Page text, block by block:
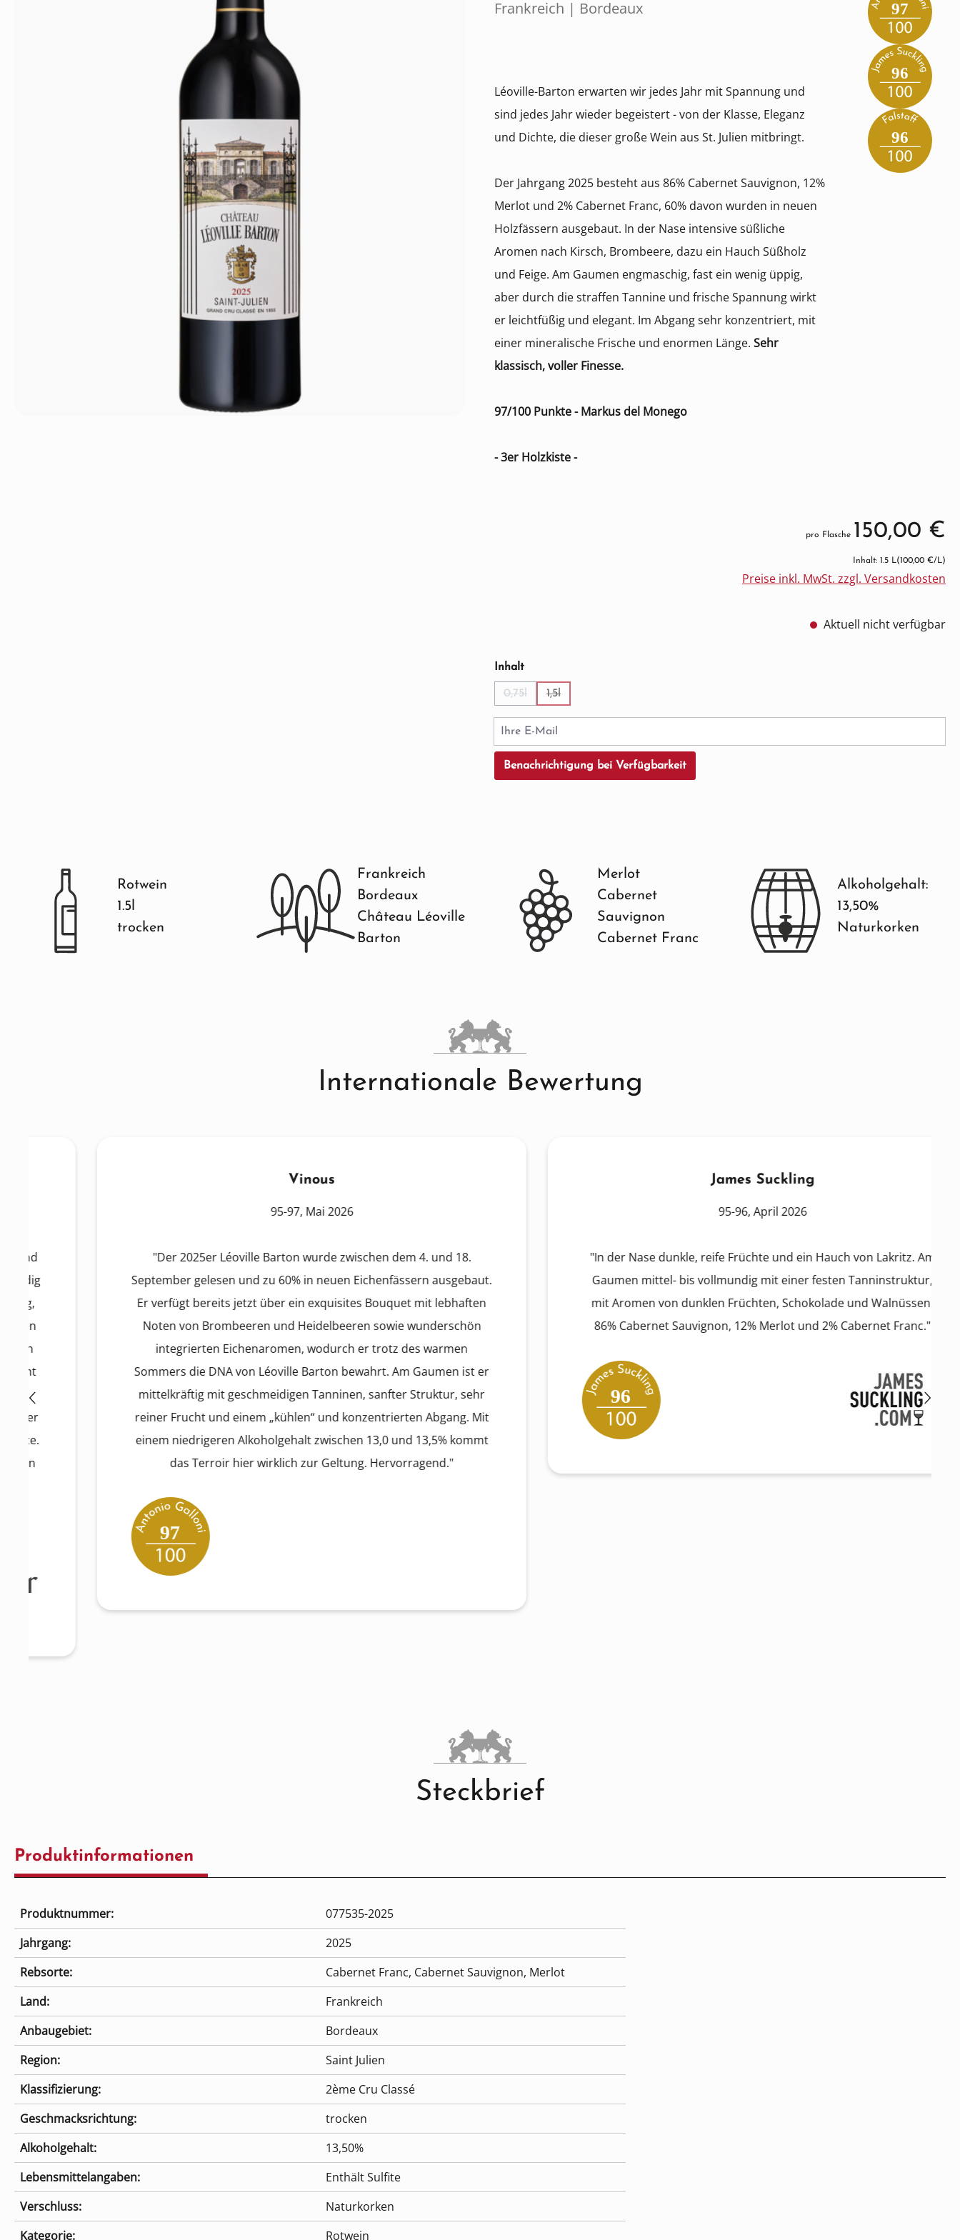
Frankreich | Bordeaux
Léoville-Barton erwarten wir jedes Jahr mit Spannung und
sind jedes Jahr wieder begeistert - von der Klasse, Eleganz
und Dichte, die dieser große Wein aus St. Julien mitbringt.
Der Jahrgang 2025 besteht aus 86% Cabernet Sauvignon, 12%
Merlot und 2% Cabernet Franc, 60% davon wurden in neuen
Holzfässern ausgebaut. In der Nase intensive süßliche
Aromen nach Kirsch, Brombeere, dazu ein Hauch Süßholz
und Feige. Am Gaumen engmaschig, fast ein wenig üppig,
aber durch die straffen Tannine und frische Spannung wirkt
er leichtfüßig und elegant. Im Abgang sehr konzentriert, mit
einer mineralische Frische und enormen Länge. Sehr
klassisch, voller Finesse.
97/100 Punkte - Markus del Monego
- 3er Holzkiste -
97
96
96
pro Flasche 150,00 €
Inhalt: 1.5 L(100,00 €/L)
Preise inkl. MwSt. zzgl. Versandkosten
Aktuell nicht verfügbar
Inhaltauswählen
0,75l
(Diese Option ist zurzeit nicht verfügbar.)
1,5l
Ihre E-Mail
Benachrichtigung bei Verfügbarkeit
Rotwein
1.5l
trocken
Frankreich
Bordeaux
Château Léoville
Barton
Merlot
Cabernet
Sauvignon
Cabernet Franc
Alkoholgehalt:
13,50%
Naturkorken
Internationale Bewertung
95-97, Mai 2026
"Der 2025er Léoville Barton wurde zwischen dem 4. und 18.
September gelesen und zu 60% in neuen Eichenfässern ausgebaut.
Er verfügt bereits jetzt über ein exquisites Bouquet mit lebhaften
Noten von Brombeeren und Heidelbeeren sowie wunderschön
integrierten Eichenaromen, wodurch er trotz des warmen
Sommers die DNA von Léoville Barton bewahrt. Am Gaumen ist er
mittelkräftig mit geschmeidigen Tanninen, sanfter Struktur, sehr
reiner Frucht und einem „kühlen“ und konzentrierten Abgang. Mit
einem niedrigeren Alkoholgehalt zwischen 13,0 und 13,5% kommt
das Terroir hier wirklich zur Geltung. Hervorragend."
James Suckling
95-96, April 2026
"In der Nase dunkle, reife Früchte und ein Hauch von Lakritz. Am
Gaumen mittel- bis vollmundig mit einer festen Tanninstruktur,
mit Aromen von dunklen Früchten, Schokolade und Walnüssen.
86% Cabernet Sauvignon, 12% Merlot und 2% Cabernet Franc."
Steckbrief
Produktinformationen
Produktnummer: 077535-2025
Kategorie: Rotwein
Lebensmittelangaben: Enthält Sulfite
Land:
Frankreich
Anbaugebiet:
Bordeaux
Region:
Saint Julien
Rebsorte: Cabernet Franc, Cabernet Sauvignon, Merlot
Jahrgang: 2025
Geschmacksrichtung:
trocken
Alkoholgehalt:
13,50%
Klassifizierung: 2ème Cru Classé
Verschluss: Naturkorken